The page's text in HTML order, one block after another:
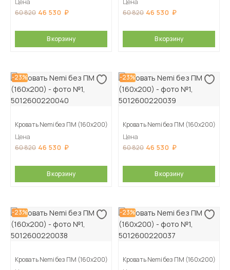
Цена
60 820 46 530
В корзину
Цена
60 820 46 530
В корзину
-23%
Кровать Nemi без ПМ (160х200)
Цена
60 820 46 530
В корзину
-23%
Кровать Nemi без ПМ (160х200)
Цена
60 820 46 530
В корзину
-23%
Кровать Nemi без ПМ (160х200)
-23%
Кровать Nemi без ПМ (160х200)